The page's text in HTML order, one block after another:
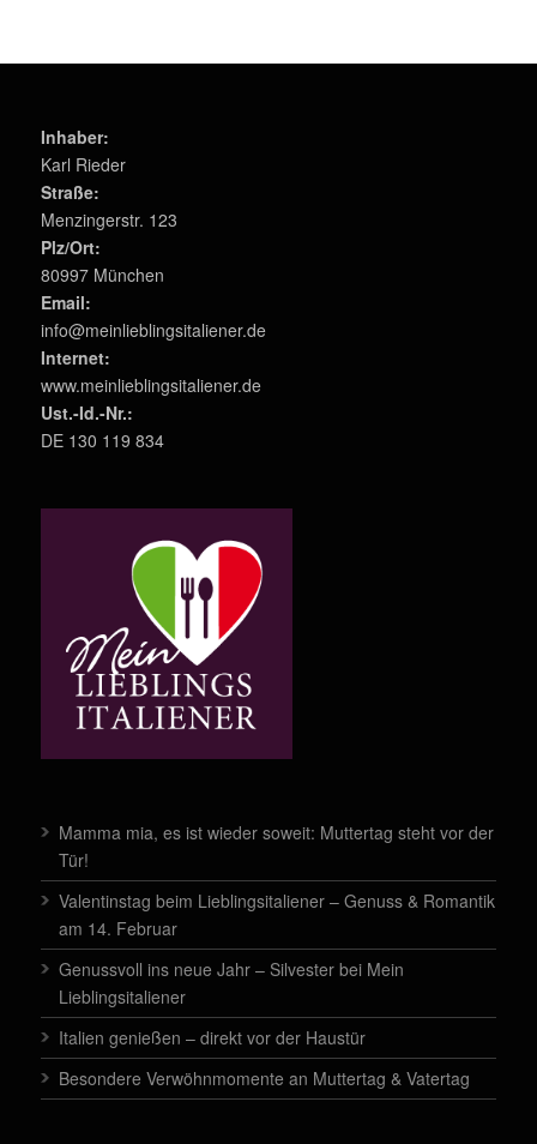
Inhaber:
Karl Rieder
Straße:
Menzingerstr. 123
Plz/Ort:
80997 München
Email:
info@meinlieblingsitaliener.de
Internet:
www.meinlieblingsitaliener.de
Ust.-Id.-Nr.:
DE 130 119 834
Mamma mia, es ist wieder soweit: Muttertag steht vor der
Tür!
Valentinstag beim Lieblingsitaliener – Genuss & Romantik
am 14. Februar
Genussvoll ins neue Jahr – Silvester bei Mein
Lieblingsitaliener
Italien genießen – direkt vor der Haustür
Besondere Verwöhnmomente an Muttertag & Vatertag